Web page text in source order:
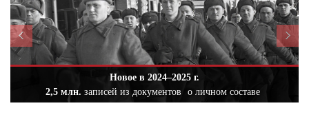
Новое в 2024–2025 г.
2,5 млн. записей из документов о личном составе